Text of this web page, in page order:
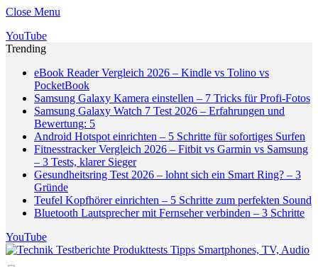
Close Menu
YouTube
Trending
eBook Reader Vergleich 2026 – Kindle vs Tolino vs
PocketBook
Samsung Galaxy Kamera einstellen – 7 Tricks für Profi-Fotos
Samsung Galaxy Watch 7 Test 2026 – Erfahrungen und
Bewertung: 5
Android Hotspot einrichten – 5 Schritte für sofortiges Surfen
Fitnesstracker Vergleich 2026 – Fitbit vs Garmin vs Samsung
– 3 Tests, klarer Sieger
Gesundheitsring Test 2026 – lohnt sich ein Smart Ring? – 3
Gründe
Teufel Kopfhörer einrichten – 5 Schritte zum perfekten Sound
Bluetooth Lautsprecher mit Fernseher verbinden – 3 Schritte
YouTube